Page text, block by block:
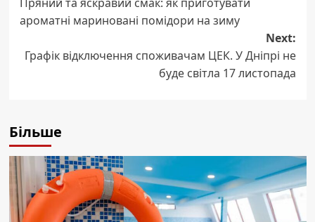
navigation
ароматні мариновані помідори на зиму
Next:
Графік відключення споживачам ЦЕК. У Дніпрі не
буде світла 17 листопада
Більше